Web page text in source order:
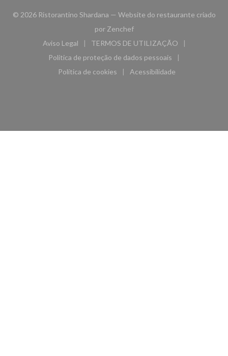
© 2026 Ristorantino Shardana — Website do restaurante criado
por Zenchef((abre numa nova janela))
Aviso Legal
((abre numa nova janela))
TERMOS DE UTILIZAÇÃO
((abre numa nova janela))
Política de proteção de dados pessoais
((abre numa nova janela))
Política de cookies
((abre numa nova janela))
Acessibilidade